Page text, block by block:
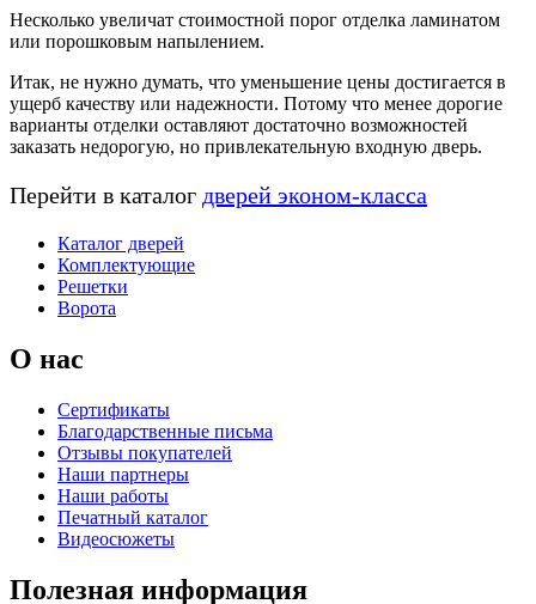
Несколько увеличат стоимостной порог отделка ламинатом
или порошковым напылением.
Итак, не нужно думать, что уменьшение цены достигается в
ущерб качеству или надежности. Потому что менее дорогие
варианты отделки оставляют достаточно возможностей
заказать недорогую, но привлекательную входную дверь.
Перейти в каталог дверей эконом-класса
Каталог дверей
Комплектующие
Решетки
Ворота
О нас
Сертификаты
Благодарственные письма
Отзывы покупателей
Наши партнеры
Наши работы
Печатный каталог
Видеосюжеты
Полезная информация